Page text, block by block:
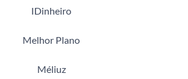
IDinheiro
Melhor Plano
Méliuz